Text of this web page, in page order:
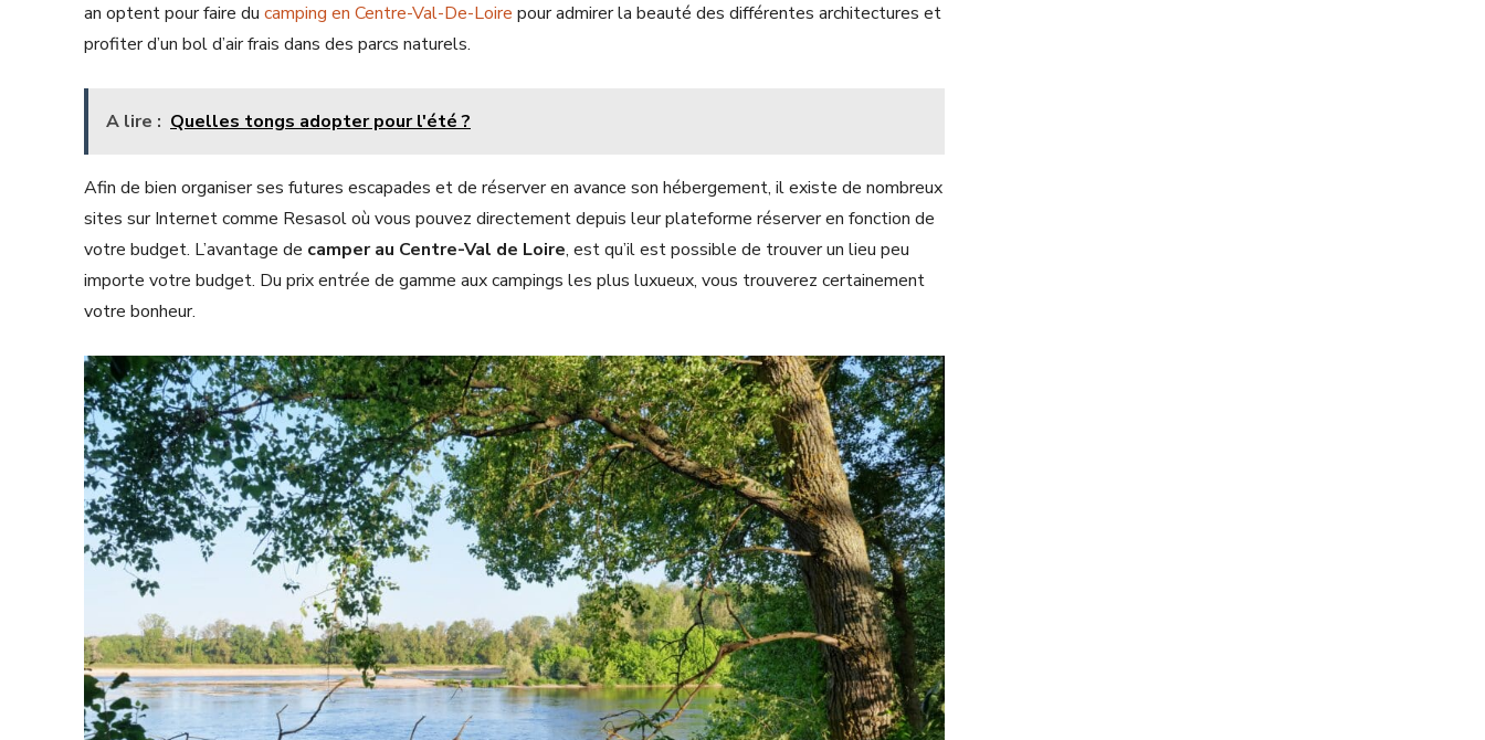
an optent pour faire du camping en Centre-Val-De-Loire pour admirer la beauté des différentes architectures et
profiter d’un bol d’air frais dans des parcs naturels.
A lire : Quelles tongs adopter pour l'été ?
Afin de bien organiser ses futures escapades et de réserver en avance son hébergement, il existe de nombreux
sites sur Internet comme Resasol où vous pouvez directement depuis leur plateforme réserver en fonction de
votre budget. L’avantage de camper au Centre-Val de Loire, est qu’il est possible de trouver un lieu peu
importe votre budget. Du prix entrée de gamme aux campings les plus luxueux, vous trouverez certainement
votre bonheur.